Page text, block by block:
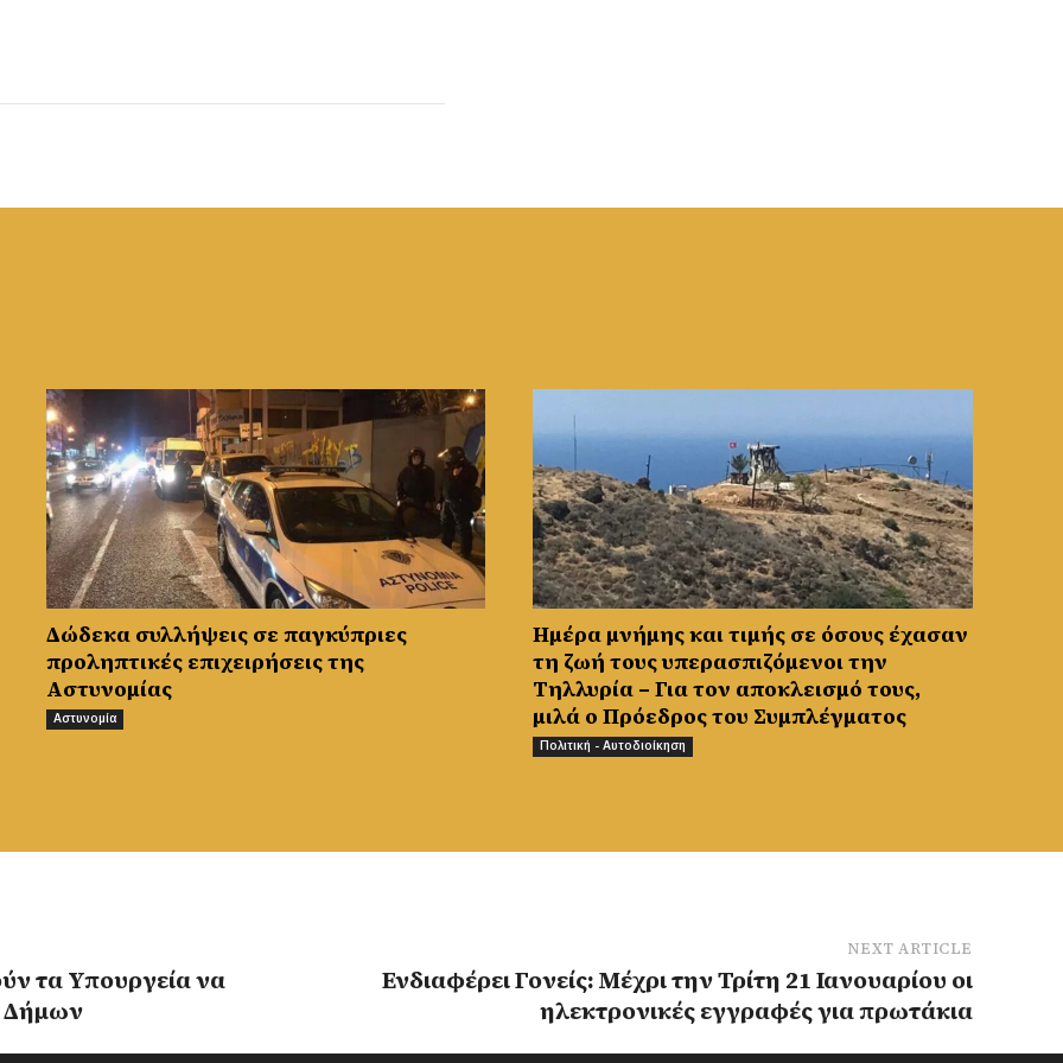
Δώδεκα συλλήψεις σε παγκύπριες
προληπτικές επιχειρήσεις της
Αστυνομίας
Αστυνομία
Ημέρα μνήμης και τιμής σε όσους έχασαν
τη ζωή τους υπερασπιζόμενοι την
Τηλλυρία – Για τον αποκλεισμό τους,
μιλά ο Πρόεδρος του Συμπλέγματος
Πολιτική - Αυτοδιοίκηση
τα Υπουργεία να
Δήμων
NEXT ARTICLE
Ενδιαφέρει Γονείς: Μέχρι την Τρίτη 21 Ιανουαρίου οι
ηλεκτρονικές εγγραφές για πρωτάκια